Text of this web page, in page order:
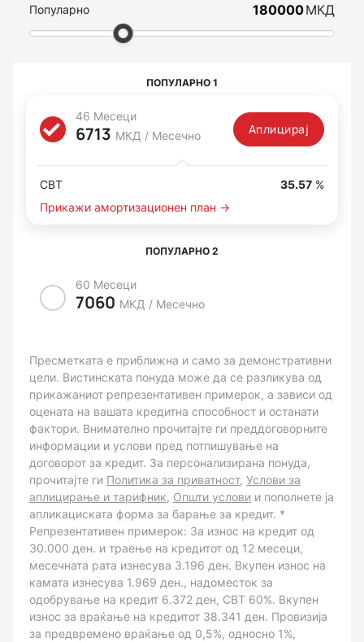
Популарно МКД
ПОПУЛАРНО 1
46 Месеци
6713 МКД / Месечно Аплицирај
СВТ 35.57 %
Прикажи амортизационен план →
ПОПУЛАРНО 2
60 Месеци
7060 МКД / Месечно
Пресметката е приближна и само за демонстративни
цели. Вистинската понуда може да се разликува од
прикажаниот репрезентативен примерок, а зависи од
оцената на вашата кредитна способност и останати
фактори. Внимателно прочитајте ги преддоговорните
информации и услови пред потпишување на
договорот за кредит. За персонализирана понуда,
прочитајте ги Политика за приватност, Услови за
аплицирање и тарифник, Општи услови и пополнете ја
апликациската форма за барање за кредит. *
Репрезентативен примерок: За износ на кредит од
30.000 ден. и траење на кредитот од 12 месеци,
месечната рата изнесува 3.196 ден. Вкупен износ на
камата изнесува 1.969 ден., надоместок за
одобрување на кредит 6.372 ден, СВТ 60%. Вкупен
износ за враќање на кредитот 38.341 ден. Провизија
за предвремено враќање од 0,5%, односно 1%,